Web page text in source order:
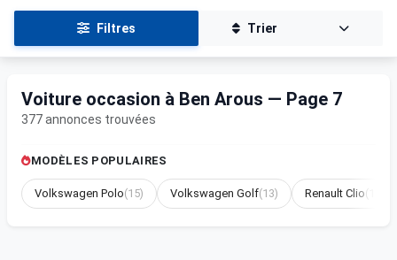
Filtres Trier
Voiture occasion à Ben Arous — Page 7
377 annonces trouvées
MODÈLES POPULAIRES
Volkswagen Polo(15) Volkswagen Golf(13) Renault Clio(12)